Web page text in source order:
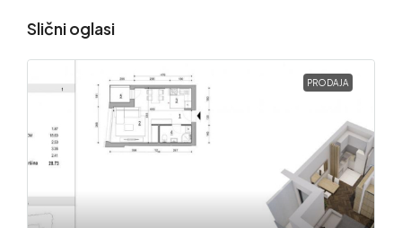
Slični oglasi
PRODAJA